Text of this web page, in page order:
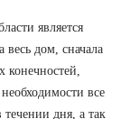
является
дом, сначала
конечностей,
все
течении дня, а так